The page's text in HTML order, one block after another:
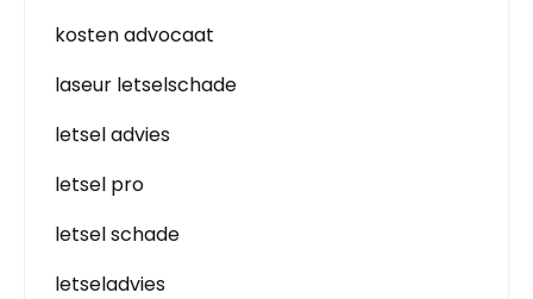
kosten advocaat
laseur letselschade
letsel advies
letsel pro
letsel schade
letseladvies